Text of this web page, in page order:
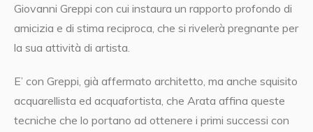
Giovanni Greppi con cui instaura un rapporto profondo di
amicizia e di stima reciproca, che si rivelerà pregnante per
la sua attività di artista.
E’ con Greppi, già affermato architetto, ma anche squisito
acquarellista ed acquafortista, che Arata affina queste
tecniche che lo portano ad ottenere i primi successi con